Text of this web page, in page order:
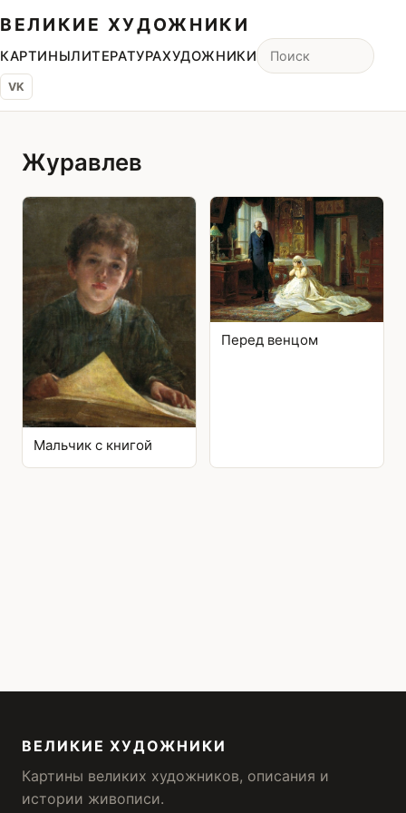
ВЕЛИКИЕ ХУДОЖНИКИ
КАРТИНЫЛИТЕРАТУРАХУДОЖНИКИ
VK
Журавлев
Мальчик с книгой
Перед венцом
ВЕЛИКИЕ ХУДОЖНИКИ
Картины великих художников, описания и
истории живописи.